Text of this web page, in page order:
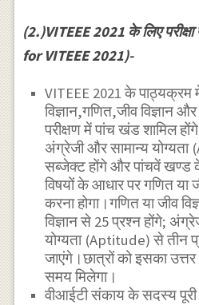
(2.)VITEEE 2021 के लिए
for VITEEE 2021)-
VITEEE 2021 के पाठ्यक्रम
विज्ञान,गणित,जीव विज्ञान
परीक्षण में पांच खंड शामिल
अंग्रेजी और सामान्य
सब्जेक्ट होंगे और पांचवें खण्ड
विषयों के आधार पर गणित या
करना होगा।गणित या जीव
विज्ञान से 25 प्रश्न होंगे;
योग्यता (Aptitude) से तीन
जाएंगे।छात्रों को इसका
समय मिलेगा।
वीआईटी संकाय के सदस्य पूरी